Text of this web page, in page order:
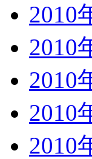
2010
2010
2010
2010
2010